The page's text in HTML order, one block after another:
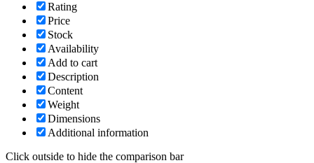
Rating
Price
Stock
Availability
Add to cart
Description
Content
Weight
Dimensions
Additional information
Click outside to hide the comparison bar